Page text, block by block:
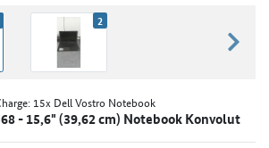
2
15x Dell Vostro Notebook
- 15,6" (39,62 cm) Notebook Konvolut